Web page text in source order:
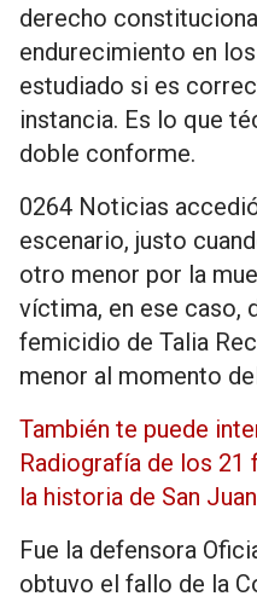
derecho
endurecimiento en
estudiado si es
instancia. Es lo que
doble conforme.
0264 Noticias
escenario, justo
otro menor por la
víctima, en ese caso,
femicidio de Talia
menor al momento
También te puede
Radiografía de los
la historia de San Juan
Fue la defensora
obtuvo el fallo de la